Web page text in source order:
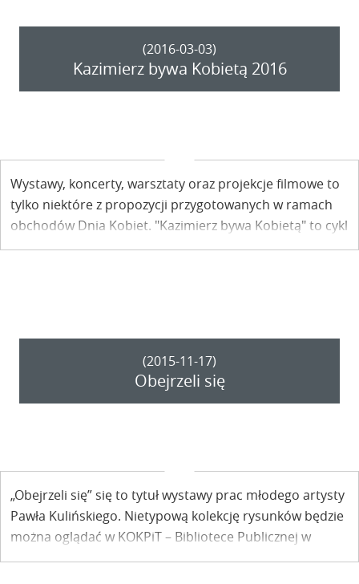
(2016-03-03)
Kazimierz bywa Kobietą 2016
Wystawy, koncerty, warsztaty oraz projekcje filmowe to
tylko niektóre z propozycji przygotowanych w ramach
obchodów Dnia Kobiet. "Kazimierz bywa Kobietą" to cykl
różnorodnych wydarzeń, które odbędą się w najbliższy
(2015-11-17)
Obejrzeli się
„Obejrzeli się” się to tytuł wystawy prac młodego artysty
Pawła Kulińskiego. Nietypową kolekcję rysunków będzie
można oglądać w KOKPiT – Bibliotece Publicznej w
Kazimierzu Dolnym. Otwarcie już 20 listopada.